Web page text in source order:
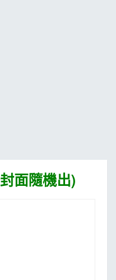
面隨機出)